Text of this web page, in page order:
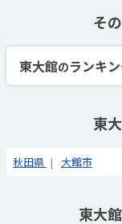
そ
東大館のランキ
東
秋田県 大館市
東大